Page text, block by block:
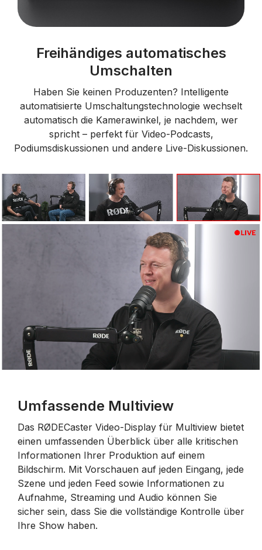
Freihändiges automatisches
Umschalten
Haben Sie keinen Produzenten? Intelligente
automatisierte Umschaltungstechnologie wechselt
automatisch die Kamerawinkel, je nachdem, wer
spricht – perfekt für Video-Podcasts,
Podiumsdiskussionen und andere Live-Diskussionen.
Umfassende Multiview
Das RØDECaster Video-Display für Multiview bietet
einen umfassenden Überblick über alle kritischen
Informationen Ihrer Produktion auf einem
Bildschirm. Mit Vorschauen auf jeden Eingang, jede
Szene und jeden Feed sowie Informationen zu
Aufnahme, Streaming und Audio können Sie
sicher sein, dass Sie die vollständige Kontrolle über
Ihre Show haben.